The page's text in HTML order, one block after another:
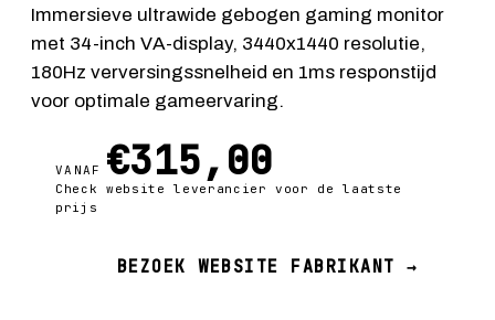
Immersieve ultrawide gebogen gaming monitor
met 34-inch VA-display, 3440x1440 resolutie,
180Hz verversingssnelheid en 1ms responstijd
voor optimale gameervaring.
VANAF €315,00
Check website leverancier voor de laatste
prijs
BEZOEK WEBSITE FABRIKANT →